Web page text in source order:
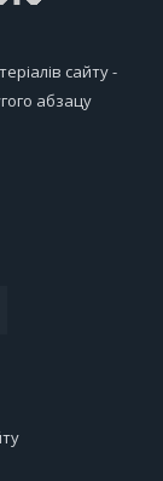
сайту -
абзацу